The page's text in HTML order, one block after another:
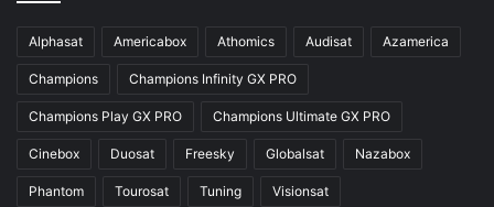
Alphasat Americabox Athomics Audisat Azamerica
Champions Champions Infinity GX PRO
Champions Play GX PRO Champions Ultimate GX PRO
Cinebox Duosat Freesky Globalsat Nazabox
Phantom Tourosat Tuning Visionsat